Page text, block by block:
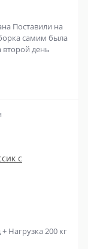
Поставили на
самим была
второй день
с
Нагрузка 200 кг